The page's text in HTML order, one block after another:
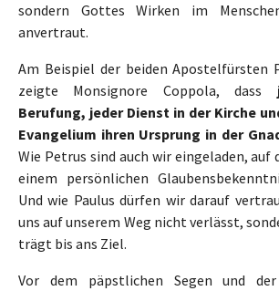
sondern Gottes Wirken im
anvertraut.
Am Beispiel der beiden Apostelfürsten
zeigte Monsignore Coppola, dass
Berufung, jeder Dienst in der Kirche
Evangelium ihren Ursprung in der
Wie Petrus sind auch wir eingeladen, auf
einem persönlichen
Und wie Paulus dürfen wir darauf
uns auf unserem Weg nicht verlässt,
trägt bis ans Ziel.
Vor dem päpstlichen Segen und der